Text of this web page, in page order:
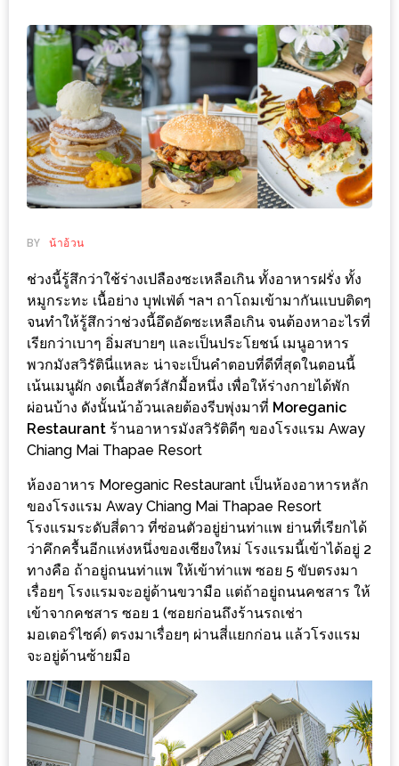
เดียว
ที่
ครบ
ครั้ง
ช้อป
ชิ
ลล์
MARKET
FESTIVAL
10
ร้าน
พ่อ
ค้า
แซ่บ
แม่ค้า
สวย
ร้าน
รวย
เสน่ห์
ของ
เชียงใหม่
ที่
ต้อง
ไป
ลอง
BY น้าอ้วน
ช่วงนี้รู้สึกว่าใช้ร่างเปลืองซะเหลือเกิน ทั้งอาหารฝรั่ง ทั้ง
หมูกระทะ เนื้อย่าง บุฟเฟ่ต์ ฯลฯ ถาโถมเข้ามากันแบบติดๆ
จนทำให้รู้สึกว่าช่วงนี้อึดอัดซะเหลือเกิน จนต้องหาอะไรที่
เรียกว่าเบาๆ อิ่มสบายๆ และเป็นประโยชน์ เมนูอาหาร
พวกมังสวิรัตินี่แหละ น่าจะเป็นคำตอบที่ดีที่สุดในตอนนี้
เน้นเมนูผัก งดเนื้อสัตว์สักมื้อหนึ่ง เพื่อให้ร่างกายได้พัก
ผ่อนบ้าง ดังนั้นน้าอ้วนเลยต้องรีบพุ่งมาที่ Moreganic
Restaurant ร้านอาหารมังสวิรัติดีๆ ของโรงแรม Away
Chiang Mai Thapae Resort
ห้องอาหาร Moreganic Restaurant เป็นห้องอาหารหลัก
ของโรงแรม Away Chiang Mai Thapae Resort
โรงแรมระดับสี่ดาว ที่ซ่อนตัวอยู่ย่านท่าแพ ย่านที่เรียกได้
ว่าคึกครื้นอีกแห่งหนึ่งของเชียงใหม่ โรงแรมนี้เข้าได้อยู่ 2
ทางคือ ถ้าอยู่ถนนท่าแพ ให้เข้าท่าแพ ซอย 5 ขับตรงมา
เรื่อยๆ โรงแรมจะอยู่ด้านขวามือ แต่ถ้าอยู่ถนนคชสาร ให้
เข้าจากคชสาร ซอย 1 (ซอยก่อนถึงร้านรถเช่า
มอเตอร์ไซค์) ตรงมาเรื่อยๆ ผ่านสี่แยกก่อน แล้วโรงแรม
จะอยู่ด้านซ้ายมือ